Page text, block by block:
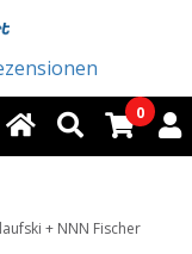
0
+ NNN Fischer